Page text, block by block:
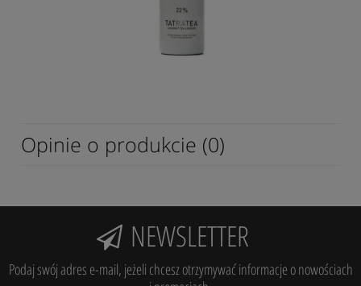
Opinie o produkcie (0)
NEWSLETTER
Podaj swój adres e-mail, jeżeli chcesz otrzymywać informacje o nowościach